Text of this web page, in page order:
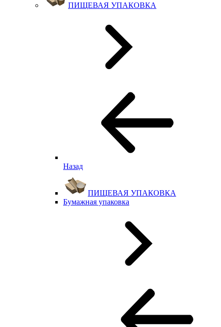
ПИЩЕВАЯ УПАКОВКА
Назад
ПИЩЕВАЯ УПАКОВКА
Бумажная упаковка